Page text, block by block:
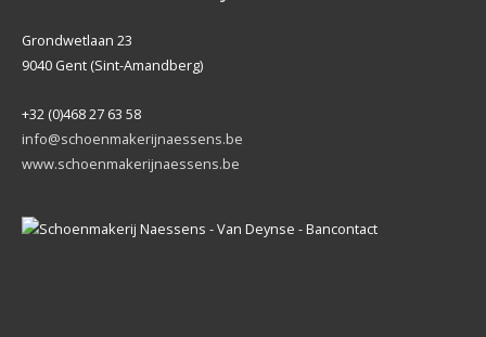
Grondwetlaan 23
9040 Gent (Sint-Amandberg)
+32 (0)468 27 63 58
info@schoenmakerijnaessens.be
www.schoenmakerijnaessens.be